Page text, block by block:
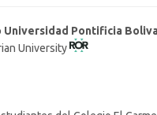
Universidad Pontificia
University